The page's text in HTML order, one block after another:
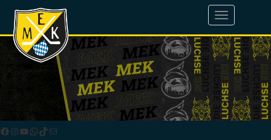
Toggle
navigation
Facebook
Instagram
YouTube
WhatsApp
TikTok
E-Mail